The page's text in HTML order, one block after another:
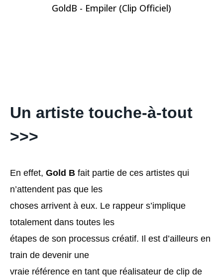
GoldB - Empiler (Clip Officiel)
Un artiste touche-à-tout
>>>
En effet, Gold B fait partie de ces artistes qui
n’attendent pas que les
choses arrivent à eux. Le rappeur s’implique
totalement dans toutes les
étapes de son processus créatif. Il est d’ailleurs en
train de devenir une
vraie référence en tant que réalisateur de clip de